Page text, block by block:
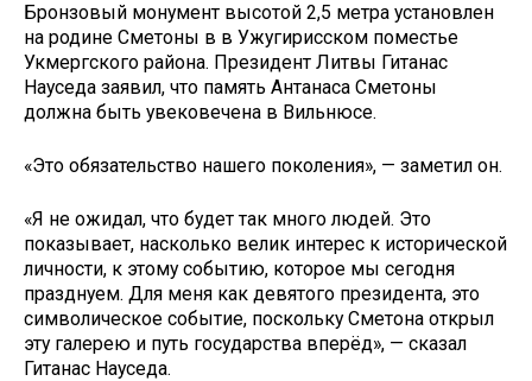
Бронзовый монумент высотой 2,5 метра установлен
на родине Сметоны в в Ужугирисском поместье
Укмергского района. Президент Литвы Гитанас
Науседа заявил, что память Антанаса Сметоны
должна быть увековечена в Вильнюсе.
«Это обязательство нашего поколения», — заметил он.
«Я не ожидал, что будет так много людей. Это
показывает, насколько велик интерес к исторической
личности, к этому событию, которое мы сегодня
празднуем. Для меня как девятого президента, это
символическое событие, поскольку Сметона открыл
эту галерею и путь государства вперёд», — сказал
Гитанас Науседа.